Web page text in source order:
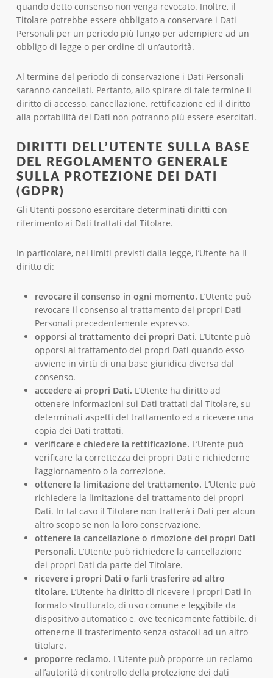
quando detto consenso non venga revocato. Inoltre, il
Titolare potrebbe essere obbligato a conservare i Dati
Personali per un periodo più lungo per adempiere ad un
obbligo di legge o per ordine di un’autorità.
Al termine del periodo di conservazione i Dati Personali
saranno cancellati. Pertanto, allo spirare di tale termine il
diritto di accesso, cancellazione, rettificazione ed il diritto
alla portabilità dei Dati non potranno più essere esercitati.
DIRITTI DELL’UTENTE SULLA BASE
DEL REGOLAMENTO GENERALE
SULLA PROTEZIONE DEI DATI
(GDPR)
Gli Utenti possono esercitare determinati diritti con
riferimento ai Dati trattati dal Titolare.
In particolare, nei limiti previsti dalla legge, l’Utente ha il
diritto di:
revocare il consenso in ogni momento. L’Utente può
revocare il consenso al trattamento dei propri Dati
Personali precedentemente espresso.
opporsi al trattamento dei propri Dati. L’Utente può
opporsi al trattamento dei propri Dati quando esso
avviene in virtù di una base giuridica diversa dal
consenso.
accedere ai propri Dati. L’Utente ha diritto ad
ottenere informazioni sui Dati trattati dal Titolare, su
determinati aspetti del trattamento ed a ricevere una
copia dei Dati trattati.
verificare e chiedere la rettificazione. L’Utente può
verificare la correttezza dei propri Dati e richiederne
l’aggiornamento o la correzione.
ottenere la limitazione del trattamento. L’Utente può
richiedere la limitazione del trattamento dei propri
Dati. In tal caso il Titolare non tratterà i Dati per alcun
altro scopo se non la loro conservazione.
ottenere la cancellazione o rimozione dei propri Dati
Personali. L’Utente può richiedere la cancellazione
dei propri Dati da parte del Titolare.
ricevere i propri Dati o farli trasferire ad altro
titolare. L’Utente ha diritto di ricevere i propri Dati in
formato strutturato, di uso comune e leggibile da
dispositivo automatico e, ove tecnicamente fattibile, di
ottenerne il trasferimento senza ostacoli ad un altro
titolare.
proporre reclamo. L’Utente può proporre un reclamo
all’autorità di controllo della protezione dei dati